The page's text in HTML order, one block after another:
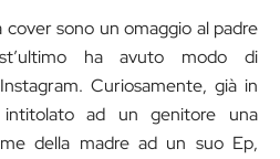
cover sono un omaggio al padre
ha avuto modo di
Curiosamente, già in
intitolato ad un genitore una
della madre ad un suo Ep,